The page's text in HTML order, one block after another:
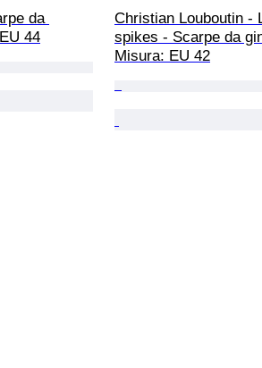
da
44
Christian Louboutin -
spikes - Scarpe da
Misura: EU 42